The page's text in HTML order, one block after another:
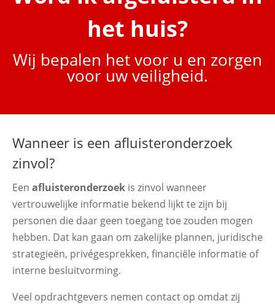
het huis?
Wij bepalen het voor u en zorgen
voor uw veiligheid.
Wanneer is een afluisteronderzoek
zinvol?
Een afluisteronderzoek is zinvol wanneer
vertrouwelijke informatie bekend lijkt te zijn bij
personen die daar geen toegang toe zouden mogen
hebben. Dat kan gaan om zakelijke plannen, juridische
strategieën, privégesprekken, financiële informatie of
interne besluitvorming.
Veel opdrachtgevers nemen contact op omdat zij